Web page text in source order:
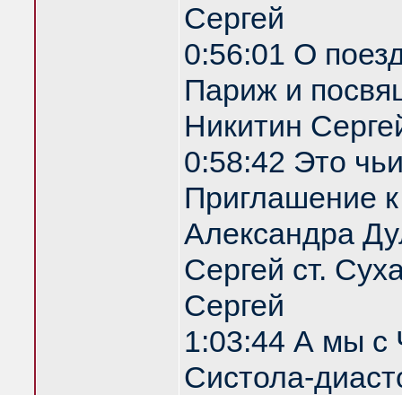
Сергей
0:56:01 О
Париж и
Никитин
0:58:42 Это
Приглашение
Александра
Сергей ст.
Сергей
1:03:44 А мы с
Систола-